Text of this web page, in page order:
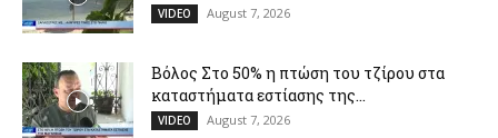
VIDEO August 7, 2026
Βόλος Στο 50% η πτώση του τζίρου στα
καταστήματα εστίασης της...
VIDEO August 7, 2026